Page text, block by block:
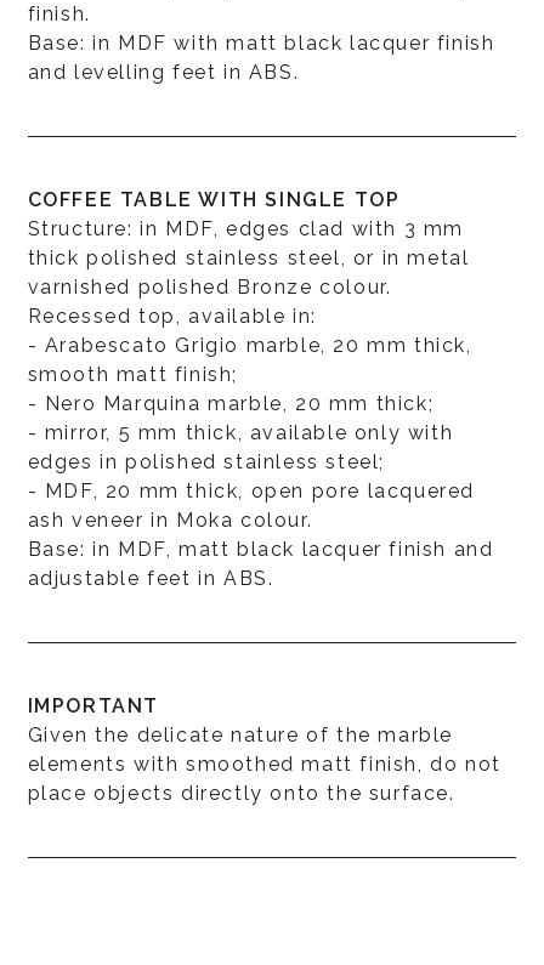
finish.
Base: in MDF with matt black lacquer finish
and levelling feet in ABS.
COFFEE TABLE WITH SINGLE TOP
Structure: in MDF, edges clad with 3 mm
thick polished stainless steel, or in metal
varnished polished Bronze colour.
Recessed top, available in:
- Arabescato Grigio marble, 20 mm thick,
smooth matt finish;
- Nero Marquina marble, 20 mm thick;
- mirror, 5 mm thick, available only with
edges in polished stainless steel;
- MDF, 20 mm thick, open pore lacquered
ash veneer in Moka colour.
Base: in MDF, matt black lacquer finish and
adjustable feet in ABS.
IMPORTANT
Given the delicate nature of the marble
elements with smoothed matt finish, do not
place objects directly onto the surface.